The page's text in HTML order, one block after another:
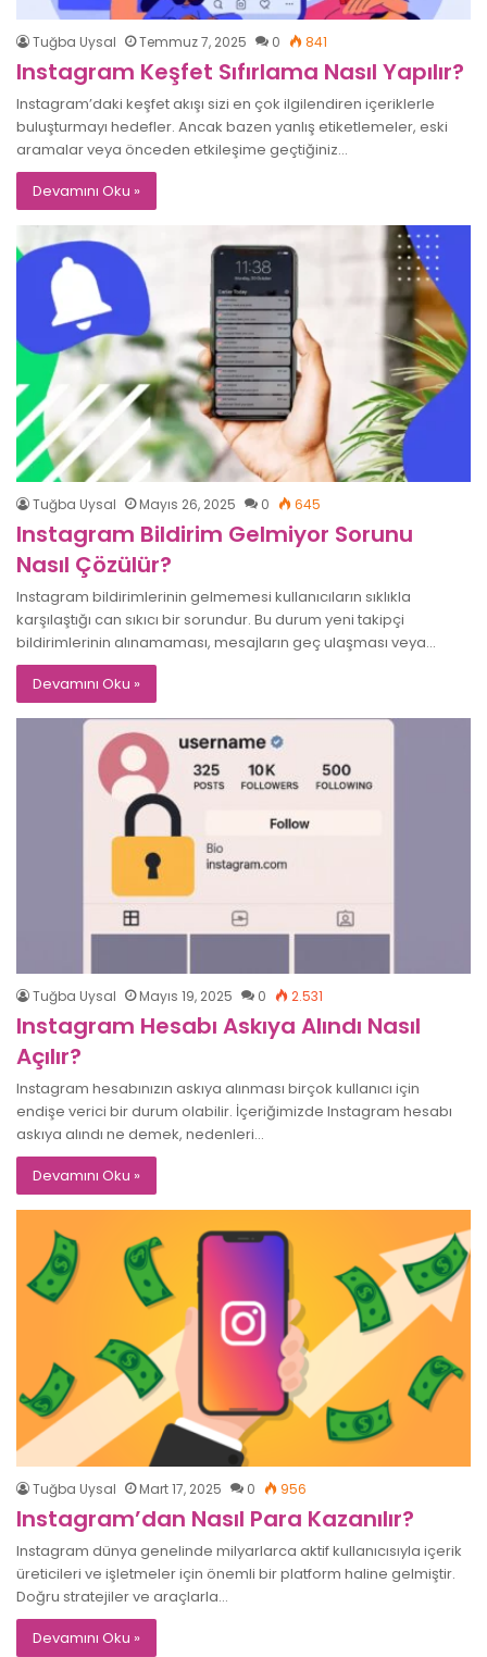
Tuğba Uysal Temmuz 7, 2025 0 841
Instagram Keşfet Sıfırlama Nasıl Yapılır?
Instagram’daki keşfet akışı sizi en çok ilgilendiren içeriklerle
buluşturmayı hedefler. Ancak bazen yanlış etiketlemeler, eski
aramalar veya önceden etkileşime geçtiğiniz…
Devamını Oku »
Tuğba Uysal Mayıs 26, 2025 0 645
Instagram Bildirim Gelmiyor Sorunu
Nasıl Çözülür?
Instagram bildirimlerinin gelmemesi kullanıcıların sıklıkla
karşılaştığı can sıkıcı bir sorundur. Bu durum yeni takipçi
bildirimlerinin alınamaması, mesajların geç ulaşması veya…
Devamını Oku »
Tuğba Uysal Mayıs 19, 2025 0 2.531
Instagram Hesabı Askıya Alındı Nasıl
Açılır?
Instagram hesabınızın askıya alınması birçok kullanıcı için
endişe verici bir durum olabilir. İçeriğimizde Instagram hesabı
askıya alındı ne demek, nedenleri…
Devamını Oku »
Tuğba Uysal Mart 17, 2025 0 956
Instagram’dan Nasıl Para Kazanılır?
Instagram dünya genelinde milyarlarca aktif kullanıcısıyla içerik
üreticileri ve işletmeler için önemli bir platform haline gelmiştir.
Doğru stratejiler ve araçlarla…
Devamını Oku »